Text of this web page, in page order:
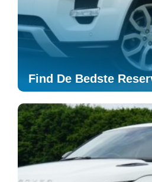
Find De Bedste